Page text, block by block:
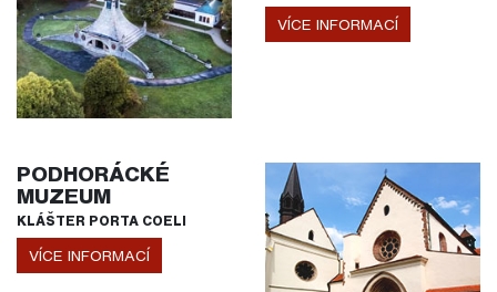
VÍCE INFORMACÍ
PODHORÁCKÉ
MUZEUM
KLÁŠTER PORTA COELI
VÍCE INFORMACÍ